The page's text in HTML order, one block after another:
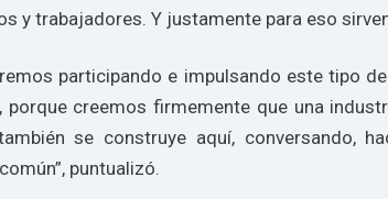
y trabajadores. Y justamente para eso
participando e impulsando este tipo
porque creemos firmemente que una
se construye aquí, conversando,
puntualizó.